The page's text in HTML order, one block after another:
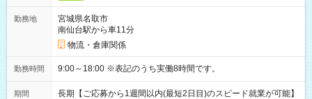
勤務地
宮城県名取市
南仙台駅から車11分
物流・倉庫関係
勤務時間 9:00～18:00 ※表記のうち実働8時間です。
期間
長期【ご応募から1週間以内(最短2日目)のスピード就業が可能】